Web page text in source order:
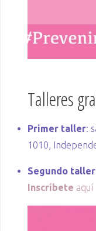
Talleres
Primer taller:
1010,
Segundo taller
Inscríbete aquí